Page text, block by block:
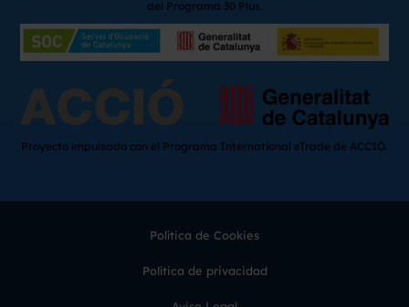
del Programa 30 Plus.
Proyecto impulsado con el Programa International eTrade de ACCIÓ.
Política de Cookies
Política de privacidad